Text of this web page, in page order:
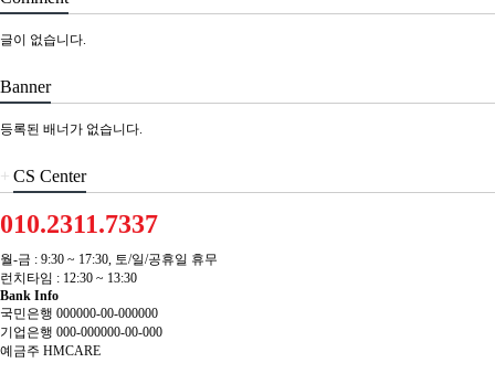
글이 없습니다.
Banner
등록된 배너가 없습니다.
+ CS Center
010.2311.7337
월-금 : 9:30 ~ 17:30, 토/일/공휴일 휴무
런치타임 : 12:30 ~ 13:30
Bank Info
국민은행 000000-00-000000
기업은행 000-000000-00-000
예금주 HMCARE